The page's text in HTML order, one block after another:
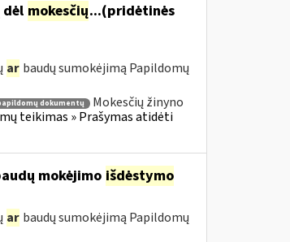
mokesčių...(pridėtinės
ar baudų sumokėjimą Papildomų
dokumentų
Mokesčių žinyno
teikimas » Prašymas atidėti
mokėjimo išdėstymo
ar baudų sumokėjimą Papildomų